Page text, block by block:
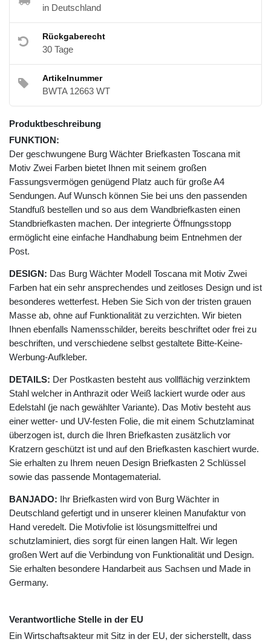
in Deutschland
Rückgaberecht
30 Tage
Artikelnummer
BWTA 12663 WT
Produktbeschreibung
FUNKTION:
Der geschwungene Burg Wächter Briefkasten Toscana mit
Motiv Zwei Farben bietet Ihnen mit seinem großen
Fassungsvermögen genügend Platz auch für große A4
Sendungen. Auf Wunsch können Sie bei uns den passenden
Standfuß bestellen und so aus dem Wandbriefkasten einen
Standbriefkasten machen. Der integrierte Öffnungsstopp
ermöglicht eine einfache Handhabung beim Entnehmen der
Post.
DESIGN: Das Burg Wächter Modell Toscana mit Motiv Zwei
Farben hat ein sehr ansprechendes und zeitloses Design und ist
besonderes wetterfest. Heben Sie Sich von der tristen grauen
Masse ab, ohne auf Funktionalität zu verzichten. Wir bieten
Ihnen ebenfalls Namensschilder, bereits beschriftet oder frei zu
beschriften, und verschiedene selbst gestaltete Bitte-Keine-
Werbung-Aufkleber.
DETAILS: Der Postkasten besteht aus vollflächig verzinktem
Stahl welcher in Anthrazit oder Weiß lackiert wurde oder aus
Edelstahl (je nach gewählter Variante). Das Motiv besteht aus
einer wetter- und UV-festen Folie, die mit einem Schutzlaminat
überzogen ist, durch die Ihren Briefkasten zusätzlich vor
Kratzern geschützt ist und auf den Briefkasten kaschiert wurde.
Sie erhalten zu Ihrem neuen Design Briefkasten 2 Schlüssel
sowie das passende Montagematerial.
BANJADO: Ihr Briefkasten wird von Burg Wächter in
Deutschland gefertigt und in unserer kleinen Manufaktur von
Hand veredelt. Die Motivfolie ist lösungsmittelfrei und
schutzlaminiert, dies sorgt für einen langen Halt. Wir legen
großen Wert auf die Verbindung von Funktionalität und Design.
Sie erhalten besondere Handarbeit aus Sachsen und Made in
Germany.
Verantwortliche Stelle in der EU
Ein Wirtschaftsakteur mit Sitz in der EU, der sicherstellt, dass